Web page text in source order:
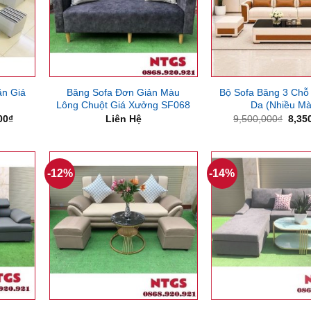
Giá
₫Giá
5,500,000₫.
Băng Sofa Đơn Giản Màu
Lông Chuột Giá Xưởng SF068
Liên Hệ
Bộ Sofa Băng 3
Da (Nhiều
9,500,000₫ Giá
-12% -14%